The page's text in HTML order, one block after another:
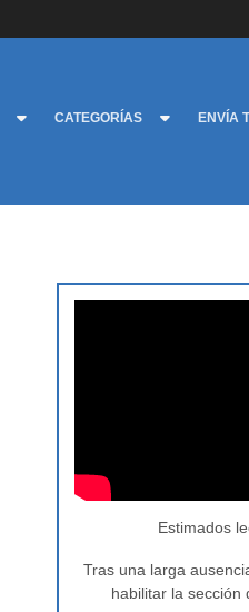
CATEGORÍAS ENVÍA
Estimados
Tras una larga
habilitar la sección